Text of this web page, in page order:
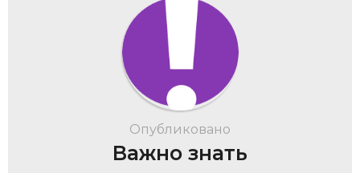
Опубликовано
Важно знать